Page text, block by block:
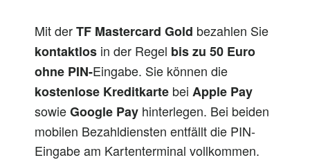
Mit derTF Mastercard Gold bezahlen Sie
kontaktlos in der Regel bis zu 50 Euro
ohne PIN-Eingabe. Sie können die
kostenlose Kreditkarte bei Apple Pay
sowieGoogle Pay hinterlegen. Bei beiden
mobilen Bezahldiensten entfällt die PIN-
Eingabe am Kartenterminal vollkommen.